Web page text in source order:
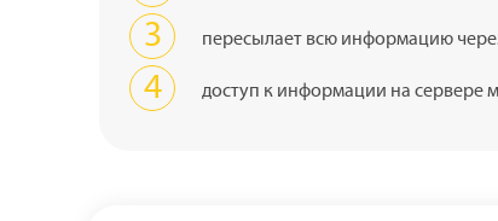
пересылает всю информацию
доступ к информации на сервере